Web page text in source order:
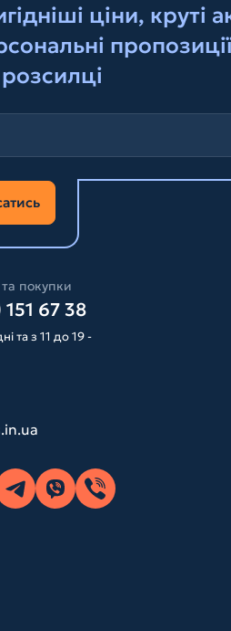
ціни, круті
та покупки
67 38
та з 11 до 19 -